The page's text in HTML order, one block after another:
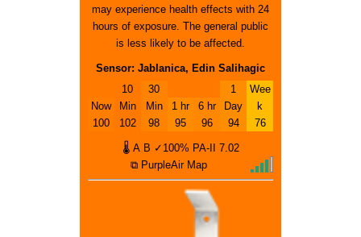
may experience health effects with 24
hours of exposure. The general public
is less likely to be affected.
Sensor: Jablanica, Edin Salihagic
Now
100
10
Min
102
30
Min
98
1 hr
95
6 hr
96
1
Day
94
Wee
k
76
🌡 A B ✓100% PA-II
7.02
⧉ PurpleAir Map